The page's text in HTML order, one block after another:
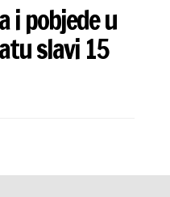
i pobjede u
slavi 15